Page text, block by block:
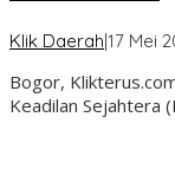
Klik Daerah|17 Mei
Bogor,
Keadilan Sejahtera